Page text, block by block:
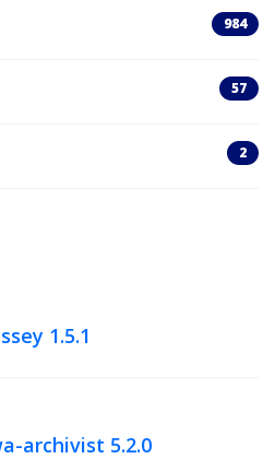
984
57
2
1.5.1
archivist 5.2.0